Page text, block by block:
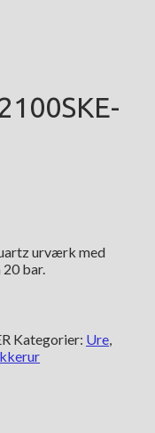
urværk med
bar.
Kategorier: Ure,